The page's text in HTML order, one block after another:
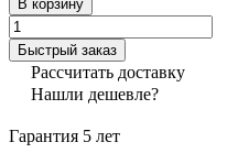
В корзину
Быстрый заказ
Рассчитать доставку
Нашли дешевле?
Гарантия 5 лет